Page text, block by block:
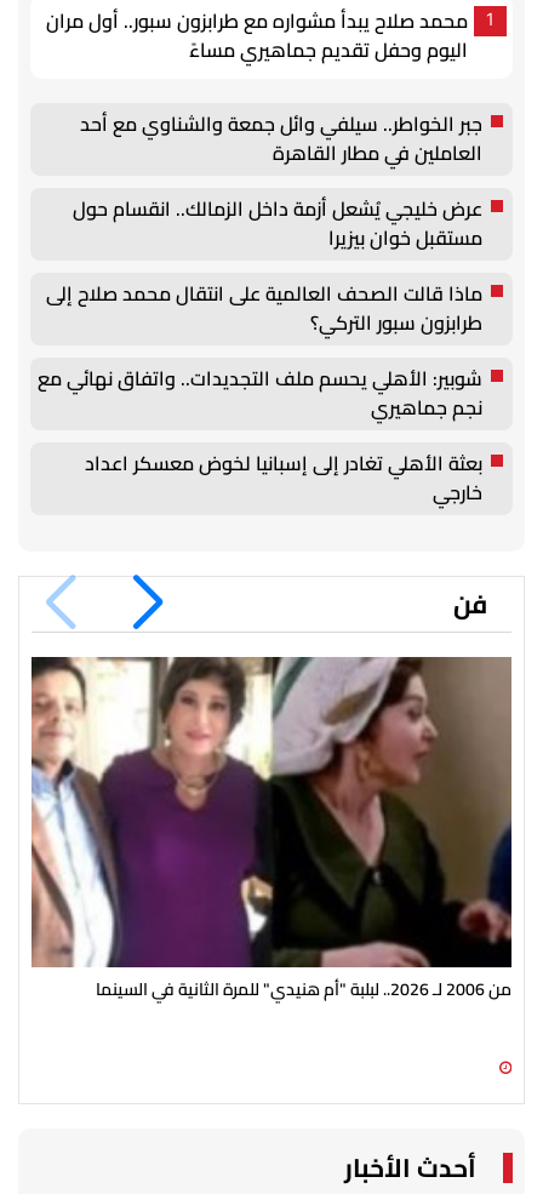
1
محمد صلاح يبدأ مشواره مع طرابزون سبور.. أول مران
اليوم وحفل تقديم جماهيري مساءً
جبر الخواطر.. سيلفي وائل جمعة والشناوي مع أحد
العاملين في مطار القاهرة
عرض خليجي يُشعل أزمة داخل الزمالك.. انقسام حول
مستقبل خوان بيزيرا
ماذا قالت الصحف العالمية على انتقال محمد صلاح إلى
طرابزون سبور التركي؟
شوبير: الأهلي يحسم ملف التجديدات.. واتفاق نهائي مع
نجم جماهيري
بعثة الأهلي تغادر إلى إسبانيا لخوض معسكر اعداد
خارجي
فن
من 2006 لـ 2026.. لبلبة "أم هنيدي" للمرة الثانية في السينما
أحدث الأخبار